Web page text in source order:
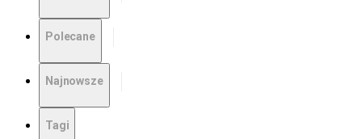
Polecane
Najnowsze
Tagi